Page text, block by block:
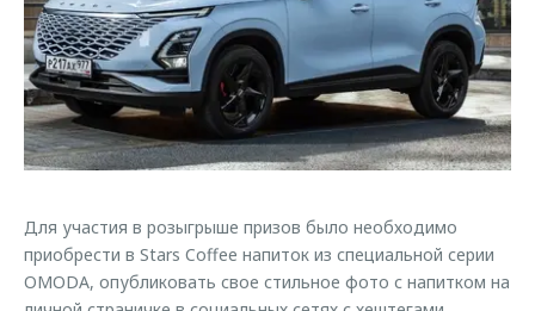
Страхование
Кредитный калькулятор
Аксессуары
Одежда и сувениры
Запчасти
Трейд-ин
Клиентская поддержка
O&J Автоклуб
Клуб владельцев OMODA
Приложение O&J
Одежда и сувениры
Оригинальные аксессуары
Обратная связь
Для участия в розыгрыше призов было необходимо
приобрести в Stars Coffee напиток из специальной серии
OMODA, опубликовать свое стильное фото с напитком на